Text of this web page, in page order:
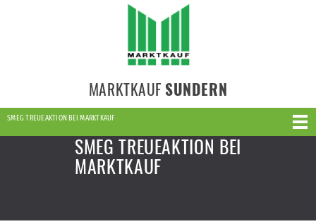
MARKTKAUF SUNDERN
SMEG TREUEAKTION BEI MARKTKAUF
SMEG TREUEAKTION BEI
MARKTKAUF